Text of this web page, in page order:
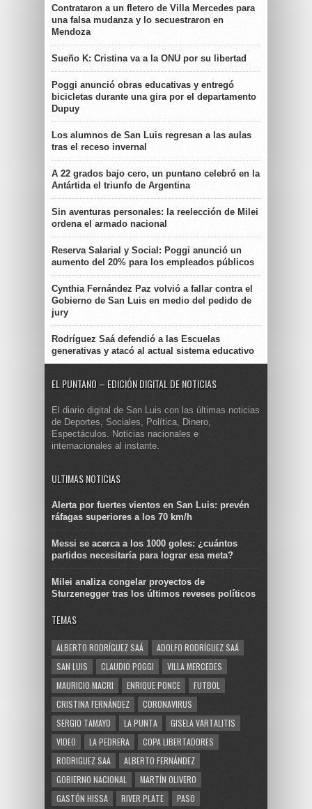
Contrataron a un fletero de Villa Mercedes para
una falsa mudanza y lo secuestraron en
Mendoza
Sueño K: Cristina va a la ONU por su libertad
Poggi anunció obras educativas y entregó
bicicletas durante una gira por el departamento
Dupuy
Los alumnos de San Luis regresan a las aulas
tras el receso invernal
A 22 grados bajo cero, un puntano celebró en la
Antártida el triunfo de Argentina
Sin aventuras personales: la reelección de Milei
ordena el armado nacional
Reserva Salarial y Social: Poggi anunció un
aumento del 20% para los empleados públicos
Cynthia Fernández Paz volvió a fallar contra el
Gobierno de San Luis en medio del pedido de
jury
Rodríguez Saá defendió a las Escuelas
generativas y atacó al actual sistema educativo
EL PUNTANO – EDICIÓN DIGITAL DE NOTICIAS
El diario digital de San Luis con las últimas noticias
de Deportes, Sociales, Política, Dinero,
Espectáculos. Noticias nacionales e
internacionales al instante.
ULTIMAS NOTICIAS
Alerta por fuertes vientos en San Luis: prevén
ráfagas superiores a los 70 km/h
Messi se acerca a los 1000 goles: ¿cuántos
partidos necesitaría para lograr esa meta?
Milei analiza congelar proyectos de
Sturzenegger tras los últimos reveses políticos
TEMAS
ALBERTO RODRÍGUEZ SAÁ
ADOLFO RODRÍGUEZ SAÁ
SAN LUIS
CLAUDIO POGGI
VILLA MERCEDES
MAURICIO MACRI
ENRIQUE PONCE
FUTBOL
CRISTINA FERNÁNDEZ
CORONAVIRUS
SERGIO TAMAYO
LA PUNTA
GISELA VARTALITIS
VIDEO
LA PEDRERA
COPA LIBERTADORES
RODRIGUEZ SAA
ALBERTO FERNÁNDEZ
GOBIERNO NACIONAL
MARTÍN OLIVERO
GASTÓN HISSA
RIVER PLATE PASO